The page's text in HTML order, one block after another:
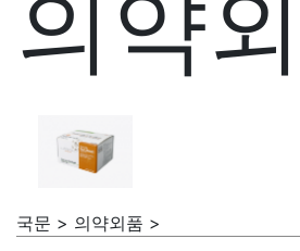
의약
국문 > 의약외품 >